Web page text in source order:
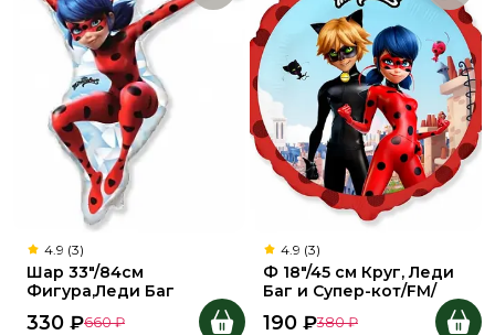
4.9 (3)
Шар 33"/84см
Фигура,Леди Баг
330 ₽660 ₽
4.9 (3)
Ф 18"/45 см Круг, Леди
Баг и Супер-кот/FM/
190 ₽380 ₽